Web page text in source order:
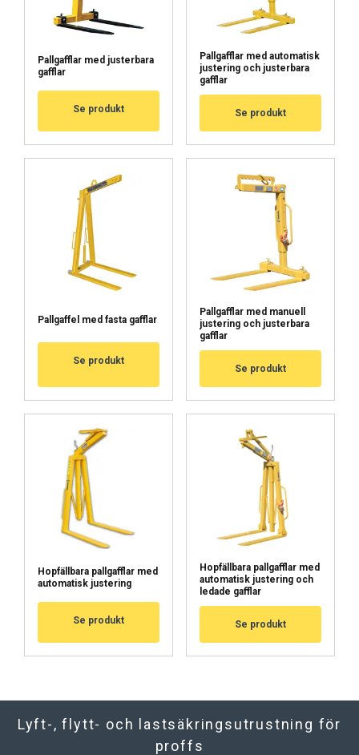
Pallgafflar med justerbara
gafflar
Se produkt
Pallgafflar med automatisk
justering och justerbara
gafflar
Se produkt
Pallgaffel med fasta gafflar
Se produkt
Pallgafflar med manuell
justering och justerbara
gafflar
Se produkt
Hopfällbara pallgafflar med
automatisk justering
Se produkt
Hopfällbara pallgafflar med
automatisk justering och
ledade gafflar
Se produkt
Lyft-, flytt- och lastsäkringsutrustning för
proffs
Kohdentavat Toiminnalliset
Luokittelemattomat
NÄYTÄ TIEDOT